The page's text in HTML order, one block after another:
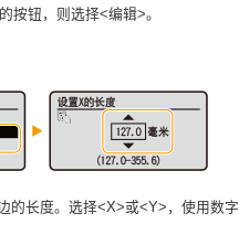
按钮，则选择<编辑>。
的长度。选择<X>或<Y>，使用数